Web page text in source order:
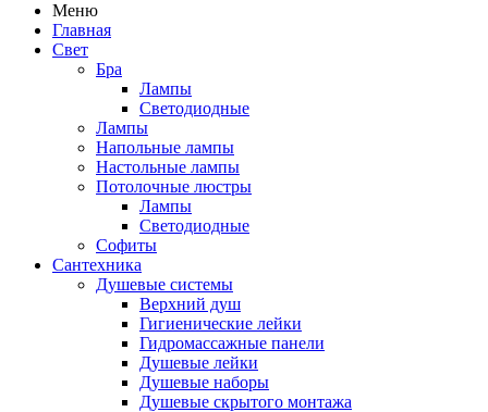
Меню
Главная
Свет
Бра
Лампы
Светодиодные
Лампы
Напольные лампы
Настольные лампы
Потолочные люстры
Лампы
Светодиодные
Софиты
Сантехника
Душевые системы
Верхний душ
Гигиенические лейки
Гидромассажные панели
Душевые лейки
Душевые наборы
Душевые скрытого монтажа